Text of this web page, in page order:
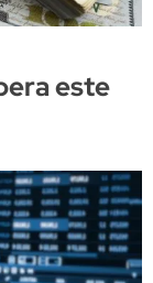
este